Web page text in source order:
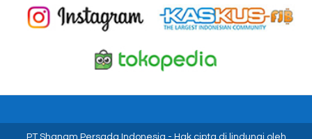
PT Shanam Persada Indonesia - Hak cipta di lindungi oleh